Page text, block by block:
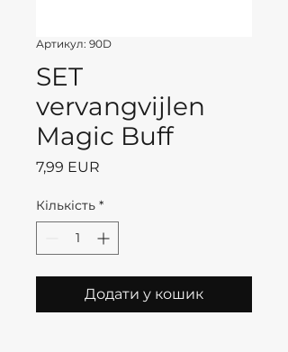
Артикул: 90D
SET
vervangvijlen
Magic Buff
7,99 EUR
Кількість *
Додати у кошик